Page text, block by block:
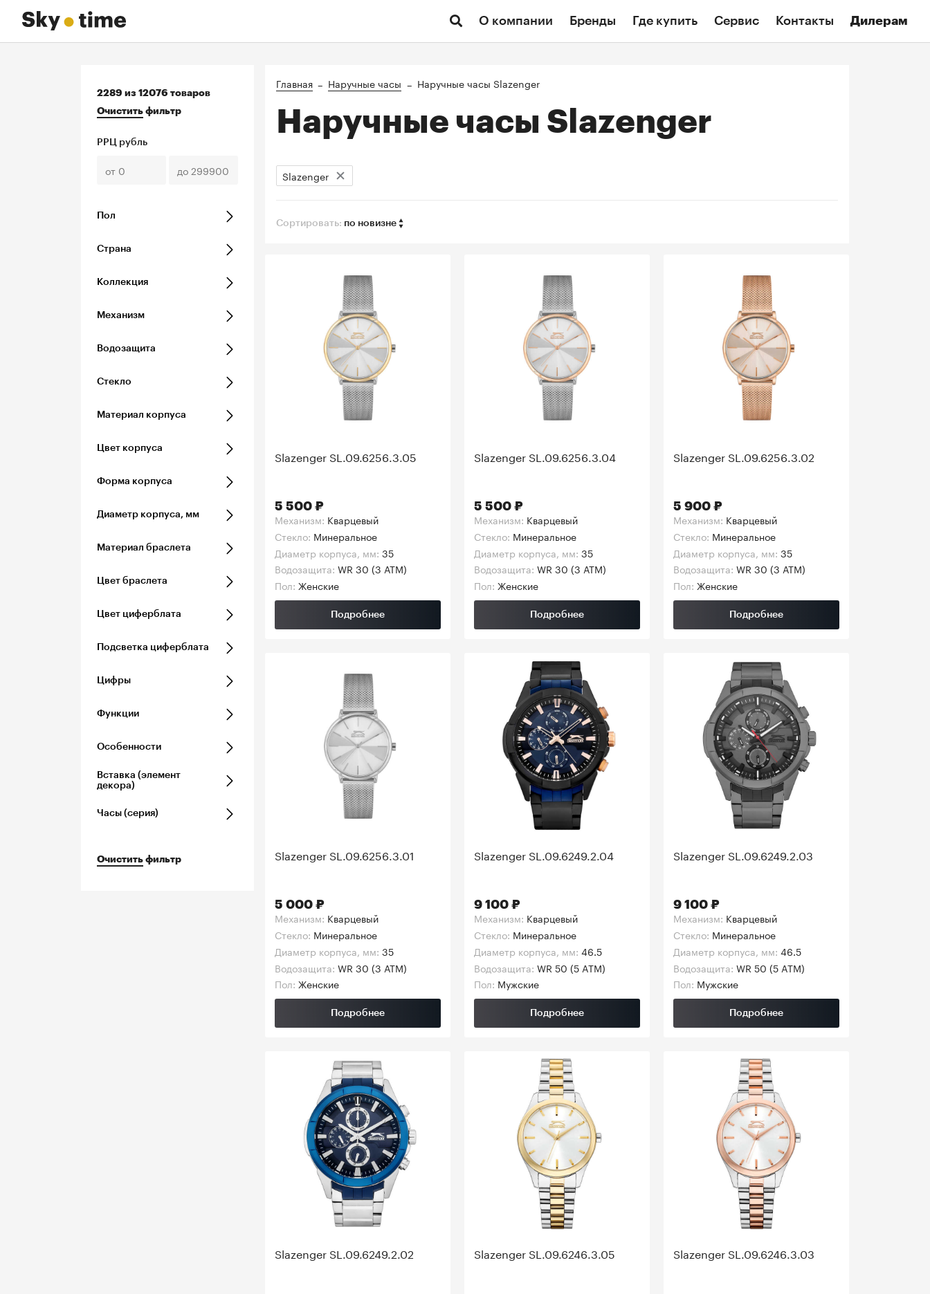
О компании Бренды Где купить Сервис Контакты Дилерам
2289 из 12076 товаров
Очиститьфильтр
РРЦ рубль
Пол
Страна
Коллекция
Механизм
Водозащита
Стекло
Материал корпуса
Цвет корпуса
Форма корпуса
Диаметр корпуса, мм
Материал браслета
Цвет браслета
Цвет циферблата
Подсветка циферблата
Цифры
Функции
Особенности
Вставка (элемент
декора)
Часы (серия)
Очиститьфильтр
Главная Наручные часы Наручные часы Slazenger
Наручные часы Slazenger
Slazenger
Сортировать: по новизне
Slazenger SL.09.6256.3.05
5 500 ₽
Механизм: Кварцевый
Стекло: Минеральное
Диаметр корпуса, мм: 35
Водозащита: WR 30 (3 АТМ)
Пол: Женские
Подробнее
Slazenger SL.09.6256.3.04
5 500 ₽
Механизм: Кварцевый
Стекло: Минеральное
Диаметр корпуса, мм: 35
Водозащита: WR 30 (3 АТМ)
Пол: Женские
Подробнее
Slazenger SL.09.6256.3.02
5 900 ₽
Механизм: Кварцевый
Стекло: Минеральное
Диаметр корпуса, мм: 35
Водозащита: WR 30 (3 АТМ)
Пол: Женские
Подробнее
Slazenger SL.09.6256.3.01
5 000 ₽
Механизм: Кварцевый
Стекло: Минеральное
Диаметр корпуса, мм: 35
Водозащита: WR 30 (3 АТМ)
Пол: Женские
Подробнее
Slazenger SL.09.6249.2.04
9 100 ₽
Механизм: Кварцевый
Стекло: Минеральное
Диаметр корпуса, мм: 46.5
Водозащита: WR 50 (5 ATM)
Пол: Мужские
Подробнее
Slazenger SL.09.6249.2.03
9 100 ₽
Механизм: Кварцевый
Стекло: Минеральное
Диаметр корпуса, мм: 46.5
Водозащита: WR 50 (5 ATM)
Пол: Мужские
Подробнее
Slazenger SL.09.6249.2.02 Slazenger SL.09.6246.3.05 Slazenger SL.09.6246.3.03